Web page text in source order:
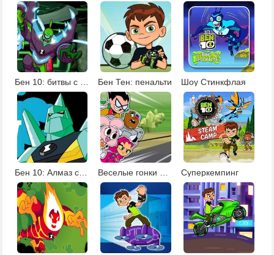
Бен Тен: пенальти Шоу Стинкфлая
Бен 10: Алмаз стреляй Суперкемпинг